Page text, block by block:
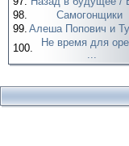
98.
Самогонщики
99. Алеша Попович и
100.
Не время для
...